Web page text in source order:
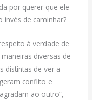
por querer que ele
invés de caminhar?
à verdade de
diversas de
distintas de ver a
conflito e
ao outro”,